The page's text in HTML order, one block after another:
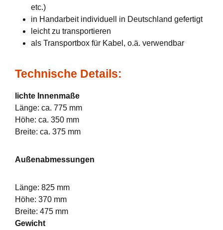
etc.)
in Handarbeit individuell in Deutschland gefertigt
leicht zu transportieren
als Transportbox für Kabel, o.ä. verwendbar
Technische Details:
lichte Innenmaße
Länge: ca. 775 mm
Höhe: ca. 350 mm
Breite: ca. 375 mm
Außenabmessungen
Länge: 825 mm
Höhe: 370 mm
Breite: 475 mm
Gewicht